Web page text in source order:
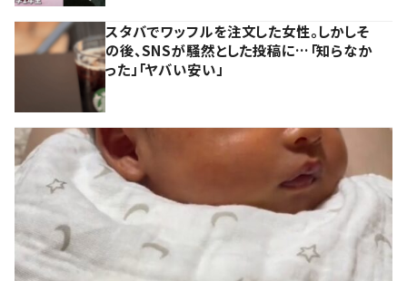
スタバでワッフルを注文した女性。しかしそ
の後、SNSが騒然とした投稿に…「知らなか
った」「ヤバい安い」